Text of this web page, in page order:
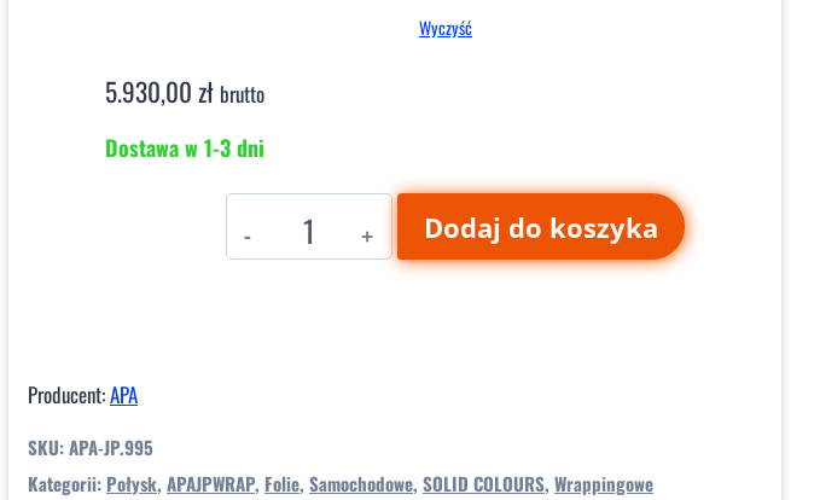
Wyczyść
5.930,00zł brutto
Dostawa w 1-3 dni
Dodaj do koszyka
Producent:APA
SKU:APA-JP.995
Kategorii: Połysk, APAJPWRAP, Folie, Samochodowe, SOLID COLOURS, Wrappingowe